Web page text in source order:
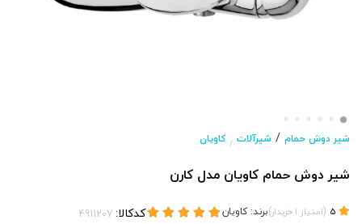
شیر دوش حمام / شیرآلات / کاویان
شیر دوش حمام کاویان مدل کارن
(امتیاز 1خریدار)برند:کاویان کدکالا: